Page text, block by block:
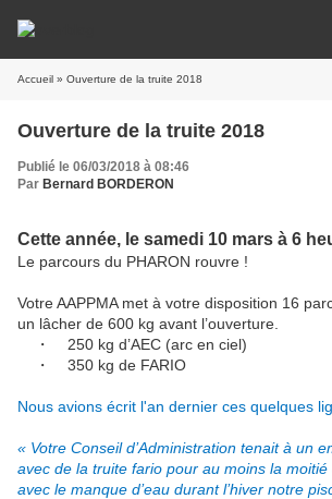
Accueil » Ouverture de la truite 2018
Ouverture de la truite 2018
Publié le 06/03/2018 à 08:46
Par Bernard BORDERON
Cette année, le samedi 10 mars à 6
Le parcours du PHARON rouvre !
Votre AAPPMA met à votre disposition 16
un lâcher de 600 kg avant l’ouverture.
・
250 kg d’AEC (arc en ciel)
・
350 kg de FARIO
Nous avions écrit l'an dernier ces quelques
« Votre Conseil d’Administration tenait à un
avec de la truite fario pour au moins la
avec le manque d’eau durant l’hiver notre